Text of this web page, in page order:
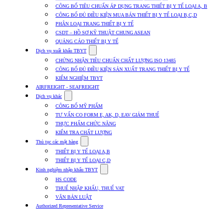
Dịch
vụ
nhập
khẩu
TBYT
CÔNG BỐ TIÊU CHUẨN ÁP DỤNG TRANG THIẾT BỊ Y TẾ LOẠI A, B
CÔNG BỐ ĐỦ ĐIỀU KIỆN MUA BÁN THIẾT BỊ Y TẾ LOẠI B,C,D
PHÂN LOẠI TRANG THIẾT BỊ Y TẾ
CSDT – HỒ SƠ KỸ THUẬT CHUNG ASEAN
QUẢNG CÁO THIẾT BỊ Y TẾ
Dịch vụ xuất khẩu TBYT
submenu
for
Dịch
vụ
xuất
TBYT
CHỨNG NHẬN TIÊU CHUẨN CHẤT LƯỢNG ISO 13485
CÔNG BỐ ĐỦ ĐIỀU KIỆN SẢN XUẤT TRANG THIẾT BỊ Y TẾ
KIỂM NGHIỆM TBYT
AIRFREIGHT - SEAFREIGHT
Dịch vụ khác
submenu
for
Dịch
vụ
khác
CÔNG BỐ MỸ PHẨM
TƯ VẤN CO FORM E, AK, D, EAV GIẢM THUẾ
THỰC PHẨM CHỨC NĂNG
KIỂM TRA CHẤT LƯỢNG
Thủ tục các mặt hàng
submenu
for
Thủ
tục
mặt
hàng
THIẾT BỊ Y TẾ LOẠI A,B
THIẾT BỊ Y TẾ LOẠI C,D
Kinh nghiệm nhập khẩu TBYT
submenu
Kinh
HS CODE
THUẾ NHẬP KHẨU, THUẾ VAT
VĂN BẢN LUẬT
Authorized Representative Service